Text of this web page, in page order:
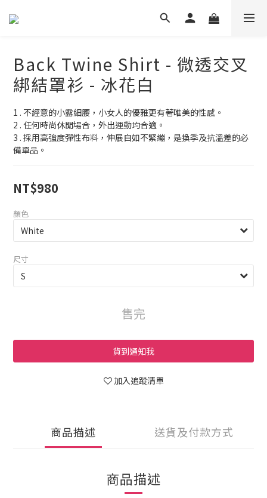
Back Twine Shirt - 微透交叉
綁結罩衫 - 冰花白
1 . 不經意的小露細腰，小女人的優雅更有著唯美的性感。
2 . 任何時尚休閒場合，外出運動均合適。
3 . 採用高強度彈性布料，伸展自如不緊繃，是換季及抗溫差的必
備單品。
NT$980
顏色
尺寸
售完
貨到通知我
加入追蹤清單
商品描述 送貨及付款方式
商品描述